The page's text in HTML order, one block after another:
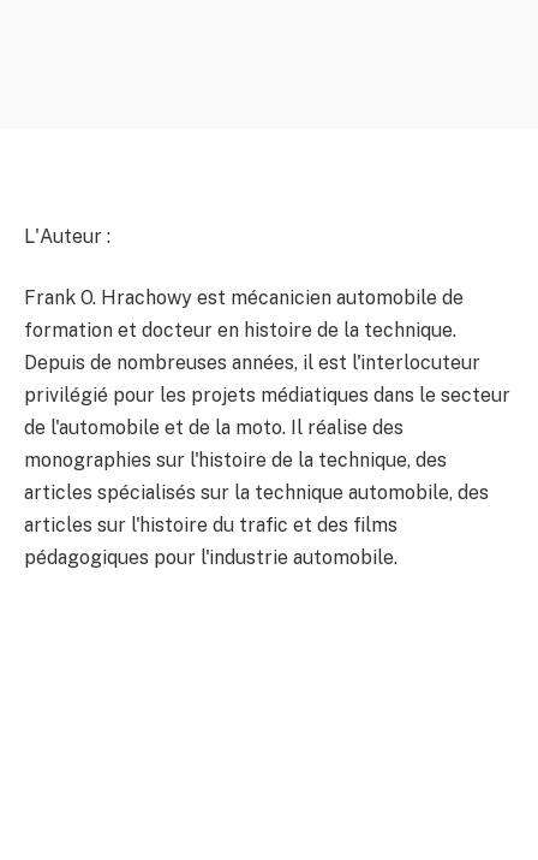
L'Auteur :
Frank O. Hrachowy est mécanicien automobile de
formation et docteur en histoire de la technique.
Depuis de nombreuses années, il est l'interlocuteur
privilégié pour les projets médiatiques dans le secteur
de l'automobile et de la moto. Il réalise des
monographies sur l'histoire de la technique, des
articles spécialisés sur la technique automobile, des
articles sur l'histoire du trafic et des films
pédagogiques pour l'industrie automobile.